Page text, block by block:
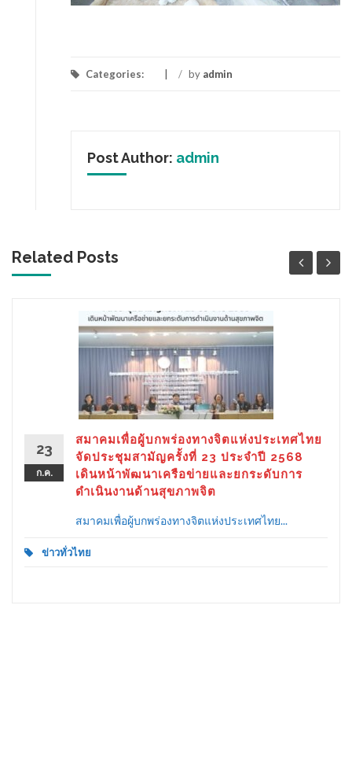
Categories: / by admin
Post Author: admin
Related Posts
23
ก.ค.
สมาคมเพื่อผู้บกพร่องทางจิตแห่งประเทศไทย
จัดประชุมสามัญครั้งที่ 23 ประจำปี 2568
เดินหน้าพัฒนาเครือข่ายและยกระดับการ
ดำเนินงานด้านสุขภาพจิต
สมาคมเพื่อผู้บกพร่องทางจิตแห่งประเทศไทย...
ข่าวทั่วไทย